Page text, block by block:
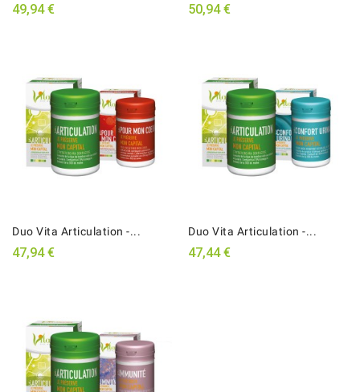
49,94 € 50,94 €
Duo Vita Articulation -...
47,94 €
Duo Vita Articulation -...
47,44 €